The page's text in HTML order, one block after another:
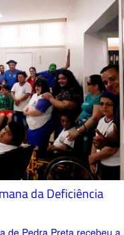
da Deficiência